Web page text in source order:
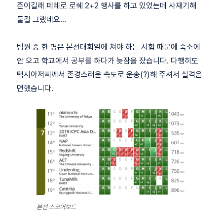
즌이길래 페레로 로쉐 2+2 행사를 하고 있었는데 사재기해
둘걸 그랬네요…
팀원 중 한 명은 본선대회일에 쳐야 하는 시험 때문에 숙소에
안 오고 학교에서 공부를 하다가 늦잠을 잤습니다. 다행히도
택시아저씨께서 존경스러운 속도로 운송(?)해 주셔서 실격은
면했습니다.
본선 스코어보드